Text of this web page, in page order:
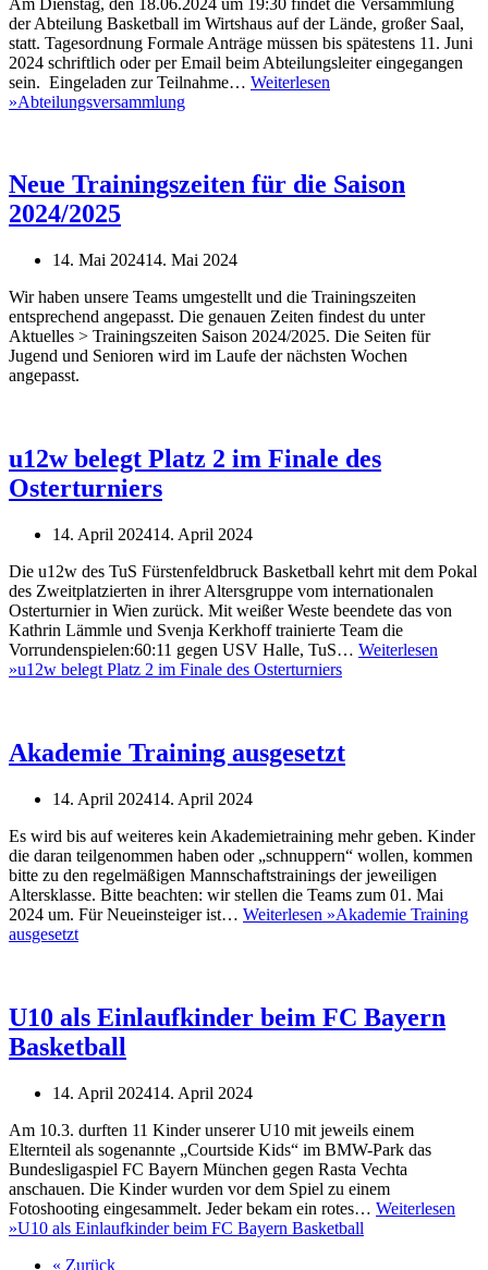
der Abteilung Basketball im Wirtshaus auf der Lände, großer Saal,
statt. Tagesordnung Formale Anträge müssen bis spätestens 11. Juni
2024 schriftlich oder per Email beim Abteilungsleiter eingegangen
sein. Eingeladen zur Teilnahme… Weiterlesen
»Abteilungsversammlung
Neue Trainingszeiten für die Saison
2024/2025
14. Mai 202414. Mai 2024
Wir haben unsere Teams umgestellt und die Trainingszeiten
entsprechend angepasst. Die genauen Zeiten findest du unter
Aktuelles > Trainingszeiten Saison 2024/2025. Die Seiten für
Jugend und Senioren wird im Laufe der nächsten Wochen
angepasst.
u12w belegt Platz 2 im Finale des
Osterturniers
14. April 202414. April 2024
Die u12w des TuS Fürstenfeldbruck Basketball kehrt mit dem Pokal
des Zweitplatzierten in ihrer Altersgruppe vom internationalen
Osterturnier in Wien zurück. Mit weißer Weste beendete das von
Kathrin Lämmle und Svenja Kerkhoff trainierte Team die
Vorrundenspielen:60:11 gegen USV Halle, TuS… Weiterlesen
»u12w belegt Platz 2 im Finale des Osterturniers
Akademie Training ausgesetzt
14. April 202414. April 2024
Es wird bis auf weiteres kein Akademietraining mehr geben. Kinder
die daran teilgenommen haben oder „schnuppern“ wollen, kommen
bitte zu den regelmäßigen Mannschaftstrainings der jeweiligen
Altersklasse. Bitte beachten: wir stellen die Teams zum 01. Mai
2024 um. Für Neueinsteiger ist… Weiterlesen »Akademie Training
ausgesetzt
U10 als Einlaufkinder beim FC Bayern
Basketball
14. April 202414. April 2024
Am 10.3. durften 11 Kinder unserer U10 mit jeweils einem
Elternteil als sogenannte „Courtside Kids“ im BMW-Park das
Bundesligaspiel FC Bayern München gegen Rasta Vechta
anschauen. Die Kinder wurden vor dem Spiel zu einem
Fotoshooting eingesammelt. Jeder bekam ein rotes… Weiterlesen
»U10 als Einlaufkinder beim FC Bayern Basketball
« Zurück